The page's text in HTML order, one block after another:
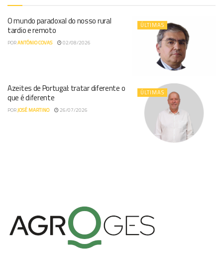
ÚLTIMAS
O mundo paradoxal do nosso rural
tardio e remoto
PORANTÓNIO COVAS 02/08/2026
ÚLTIMAS
Azeites de Portugal: tratar diferente o
que é diferente
PORJOSÉ MARTINO 26/07/2026